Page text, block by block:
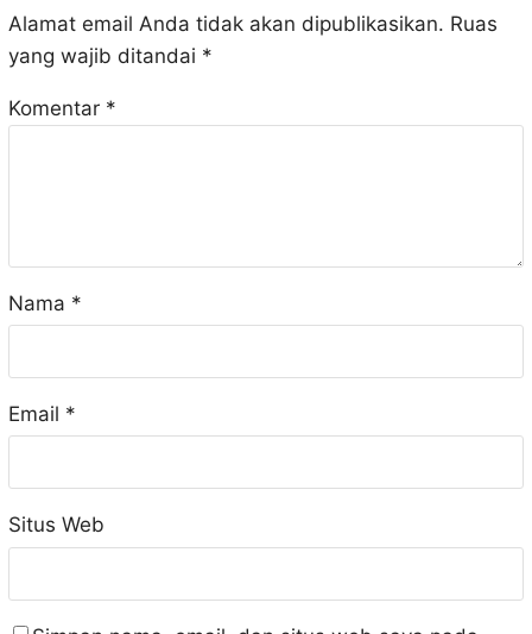
Alamat email Anda tidak akan dipublikasikan. Ruas
yang wajib ditandai *
Komentar *
Nama *
Email *
Situs Web